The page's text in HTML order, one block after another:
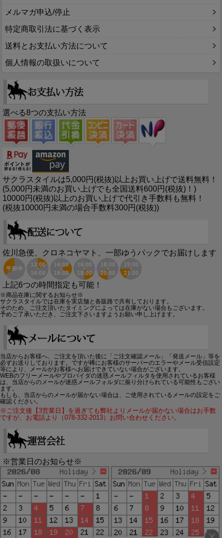
メルマガ申込/停止
特定商取引法に基づく表示
送料とお支払い方法について
個人情報の取扱いについて
選べる8つの支払い方法
サクラスタイルは5,000円(税抜)以上お買い上げで送料無料！
(5,000円未満のお買い上げでも全国送料600円(税抜)！)
10000円(税抜)以上のお買い上げで代引き手数料も無料！
(税抜10000円未満の場合手数料300円(税抜))
佐川急便、クロネコヤマト、一部ゆうパックでお届けします
上記6つの時間指定も可能！
※商品在庫に関するお知らせ※
サクラスタイルでは在庫を実店舗と各販路で共有しております。
そのため、ご注文頂いたタイミングによっては在庫がない場合もございます。
予めご了承いただき、ご注文下さいますようお願い申し上げます。
当店からお客様へ、ご注文を頂いた後に「ご注文確認メール」「発送メール」等を
必ずお送りしております。ですが稀にお客様のサーバーのエラーやメール受信設定
等により、メールがお客様へお届けできていない場合がございます。
WEBのフリーメールやプロバイダの迷惑メールフィルタを使用されているお客様
は、当店からのメールが迷惑メールフォルダに振り分けられている可能性もござい
ます。
もしも、当店からのメールが届かない場合は、ご使用されているメールの設定をご
確認ください。
※ご注文後【3営業日】を過ぎても弊社よりメールが届かない場合はお手数
ですが、お電話より（078-332-2013）お問い合わせください。
※営業日のお知らせ※